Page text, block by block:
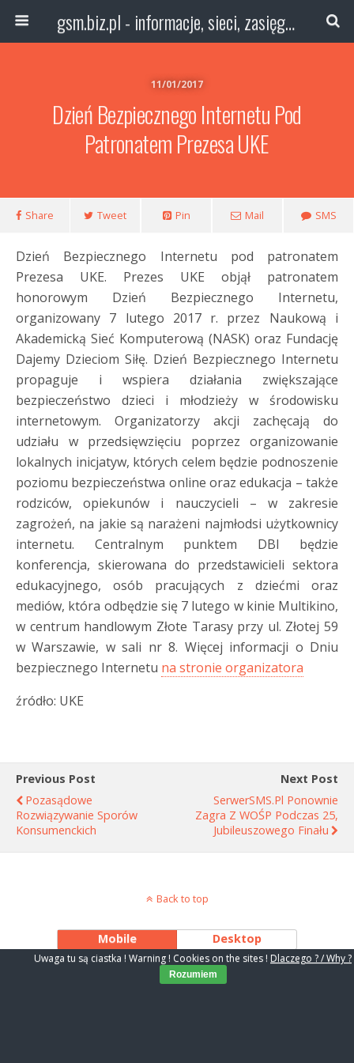
gsm.biz.pl - informacje, sieci, zasięg technologie
11/01/2017
Dzień Bezpiecznego Internetu Pod
Patronatem Prezesa UKE
Share Tweet Pin Mail SMS
Dzień Bezpiecznego Internetu pod patronatem
Prezesa UKE. Prezes UKE objął patronatem
honorowym Dzień Bezpiecznego Internetu,
organizowany 7 lutego 2017 r. przez Naukową i
Akademicką Sieć Komputerową (NASK) oraz Fundację
Dajemy Dzieciom Siłę. Dzień Bezpiecznego Internetu
propaguje i wspiera działania zwiększające
bezpieczeństwo dzieci i młodzieży w środowisku
internetowym. Organizatorzy akcji zachęcają do
udziału w przedsięwzięciu poprzez organizowanie
lokalnych inicjatyw, których celem będzie podnoszenie
poziomu bezpieczeństwa online oraz edukacja – także
rodziców, opiekunów i nauczycieli – w zakresie
zagrożeń, na jakie są narażeni najmłodsi użytkownicy
internetu. Centralnym punktem DBI będzie
konferencja, skierowana do przedstawicieli sektora
edukacyjnego, osób pracujących z dziećmi oraz
mediów, która odbędzie się 7 lutego w kinie Multikino,
w centrum handlowym Złote Tarasy przy ul. Złotej 59
w Warszawie, w sali nr 8. Więcej informacji o Dniu
bezpiecznego Internetu na stronie organizatora
źródło: UKE
Previous Post
Pozasądowe
Rozwiązywanie Sporów
Konsumenckich
Next Post
SerwerSMS.pl Ponownie
Zagra Z WOŚP Podczas 25,
Jubileuszowego Finału
Back to top
Mobile Desktop
Uwaga tu są ciastka ! Warning ! Cookies on the sites ! Dlaczego ? / Why ?
Rozumiem